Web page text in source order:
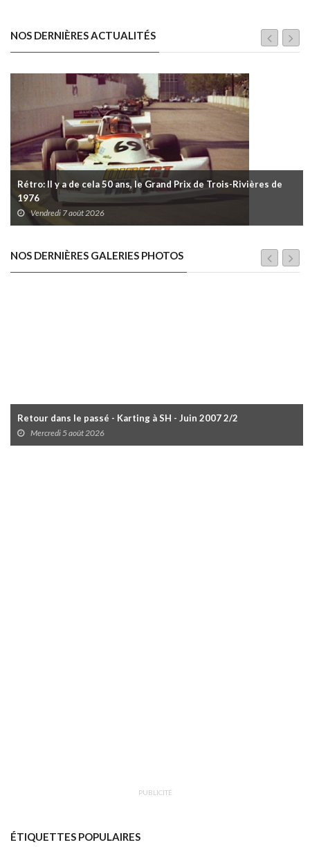
NOS DERNIÈRES ACTUALITÉS
Rétro: Il y a de cela 50 ans, le Grand Prix de Trois-Rivières de
1976
Vendredi 7 août 2026
NOS DERNIÈRES GALERIES PHOTOS
Retour dans le passé - Karting à SH - Juin 2007 2/2
Mercredi 5 août 2026
PUBLICITÉ
ÉTIQUETTES POPULAIRES